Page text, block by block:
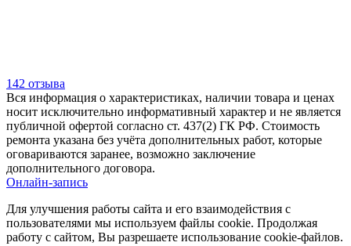
142 отзыва
Вся информация о характеристиках, наличии товара и ценах
носит исключительно информативный характер и не является
публичной офертой согласно ст. 437(2) ГК РФ. Стоимость
ремонта указана без учёта дополнительных работ, которые
оговариваются заранее, возможно заключение
дополнительного договора.
Онлайн-запись
Для улучшения работы сайта и его взаимодействия с
пользователями мы используем файлы cookie. Продолжая
работу с сайтом, Вы разрешаете использование cookie-файлов.